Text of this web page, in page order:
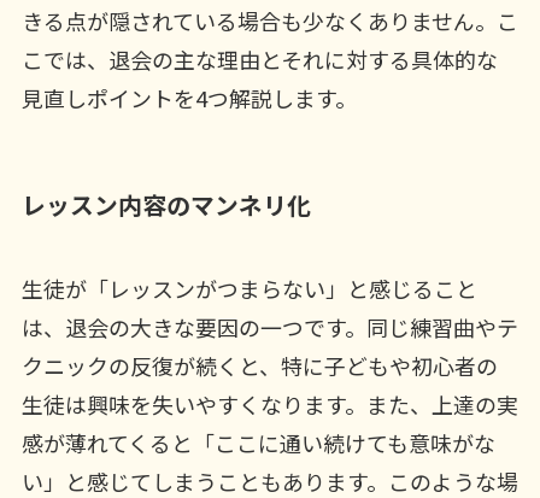
きる点が隠されている場合も少なくありません。こ
こでは、退会の主な理由とそれに対する具体的な
見直しポイントを4つ解説します。
レッスン内容のマンネリ化
生徒が「レッスンがつまらない」と感じること
は、退会の大きな要因の一つです。同じ練習曲やテ
クニックの反復が続くと、特に子どもや初心者の
生徒は興味を失いやすくなります。また、上達の実
感が薄れてくると「ここに通い続けても意味がな
い」と感じてしまうこともあります。このような場